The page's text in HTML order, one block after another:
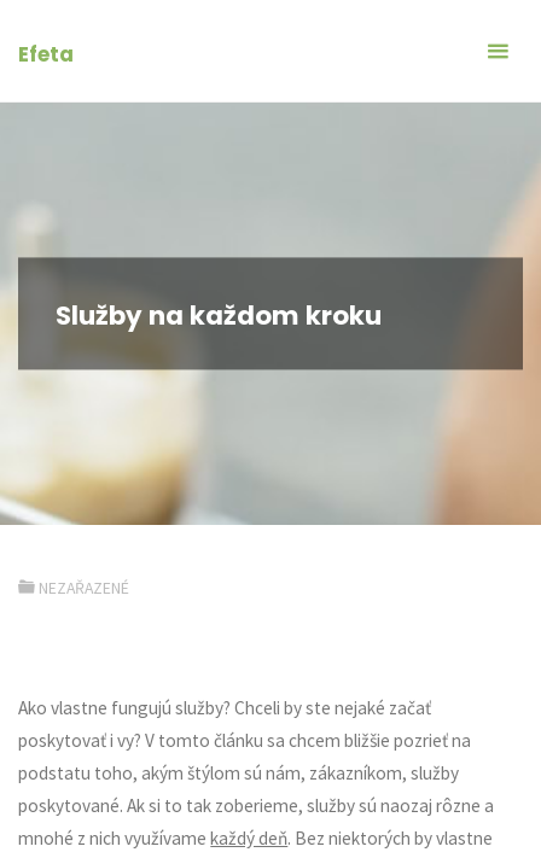
Efeta
Služby na každom kroku
NEZAŘAZENÉ
Ako vlastne fungujú služby? Chceli by ste nejaké začať
poskytovať i vy? V tomto článku sa chcem bližšie pozrieť na
podstatu toho, akým štýlom sú nám, zákazníkom, služby
poskytované. Ak si to tak zoberieme, služby sú naozaj rôzne a
mnohé z nich využívamekaždý deň. Bez niektorých by vlastne